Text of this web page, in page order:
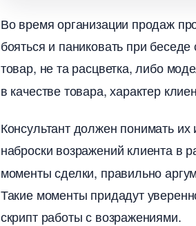
о время организации продаж
ояться и паниковать при
товар, не та расцветка, либо
качестве товара, характер
Консультант должен понимать
наброски возражений клиента в
моменты сделки, правильно
Такие моменты придадут
скрипт работы с возражениями.